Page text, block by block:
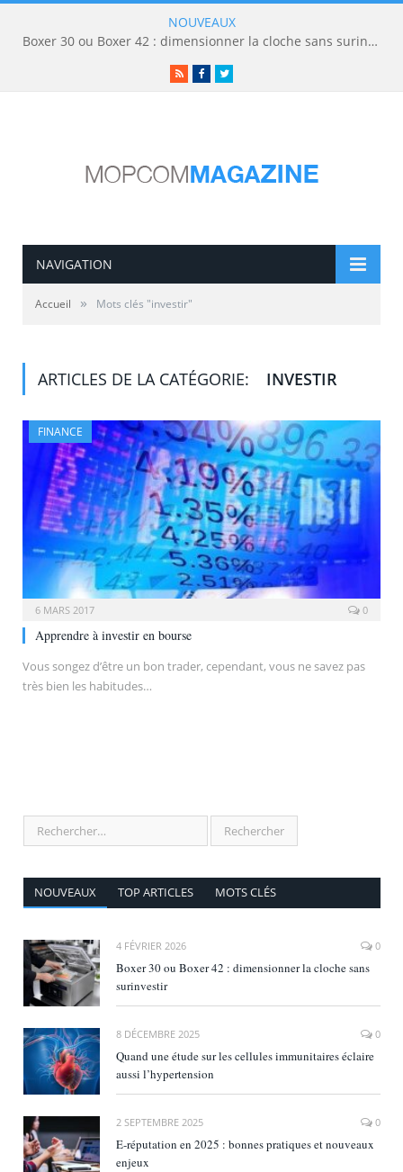
NOUVEAUX
Boxer 30 ou Boxer 42 : dimensionner la cloche sans surinvestir
RSSFacebookTwitter
NAVIGATION
Accueil » Mots clés "investir"
ARTICLES DE LA CATÉGORIE: INVESTIR
FINANCE
6 MARS 2017 0
Apprendre à investir en bourse
Vous songez d’être un bon trader, cependant, vous ne savez pas
très bien les habitudes…
NOUVEAUX TOP ARTICLES MOTS CLÉS
4 FÉVRIER 2026 0
Boxer 30 ou Boxer 42 : dimensionner la cloche sans
surinvestir
8 DÉCEMBRE 2025 0
Quand une étude sur les cellules immunitaires éclaire
aussi l’hypertension
2 SEPTEMBRE 2025 0
E‑réputation en 2025 : bonnes pratiques et nouveaux
enjeux